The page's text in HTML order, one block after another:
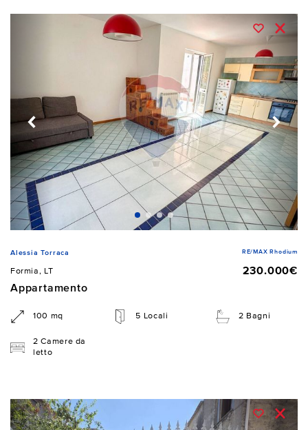
Alessia Torraca RE/MAX Rhodium
Formia, LT
230.000€
Appartamento
100 mq 5 Locali 2 Bagni
2 Camere da
letto